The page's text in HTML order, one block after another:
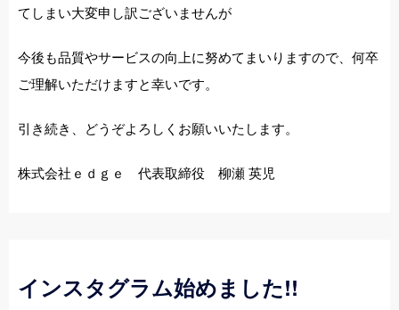
てしまい大変申し訳ございませんが
今後も品質やサービスの向上に努めてまいりますので、何卒
ご理解いただけますと幸いです。
引き続き、どうぞよろしくお願いいたします。
株式会社ｅｄｇｅ 代表取締役 柳瀬 英児
インスタグラム始めました!!